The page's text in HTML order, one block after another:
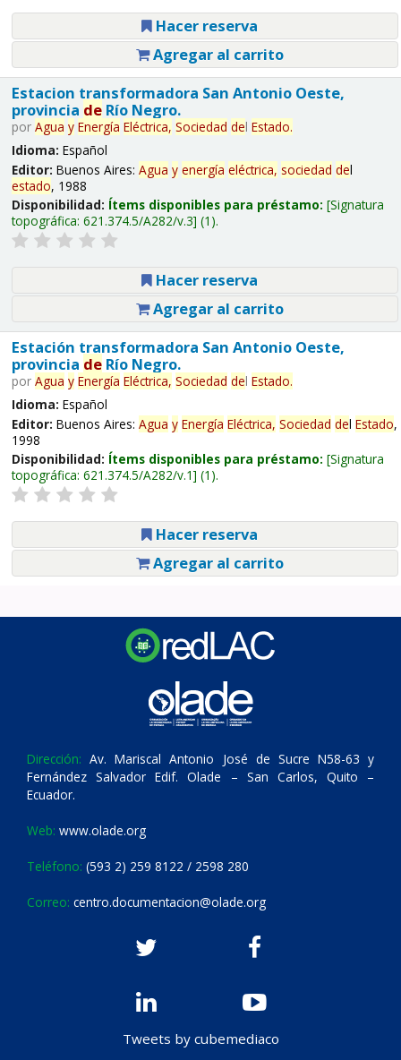
Hacer reserva
Agregar al carrito
Estacion transformadora San Antonio Oeste,
provincia deRío Negro.
por Agua y Energía Eléctrica, Sociedad del Estado.
Idioma: Español
Editor: Buenos Aires: Agua y energía eléctrica, sociedad del
estado, 1988
Disponibilidad: Ítems disponibles para préstamo: Signatura
topográfica: 621.374.5/A282/v.3 (1).
Hacer reserva
Agregar al carrito
Estación transformadora San Antonio Oeste,
provincia deRío Negro.
por Agua y Energía Eléctrica, Sociedad del Estado.
Idioma: Español
Editor: Buenos Aires: Agua y Energía Eléctrica, Sociedad del Estado,
1998
Disponibilidad: Ítems disponibles para préstamo: Signatura
topográfica: 621.374.5/A282/v.1 (1).
Hacer reserva
Agregar al carrito
Dirección: Av. Mariscal Antonio José de Sucre N58-63 y
Fernández Salvador Edif. Olade – San Carlos, Quito –
Ecuador.
Web: www.olade.org
Teléfono: (593 2) 259 8122 / 2598 280
Correo: centro.documentacion@olade.org
Tweets by cubemediaco